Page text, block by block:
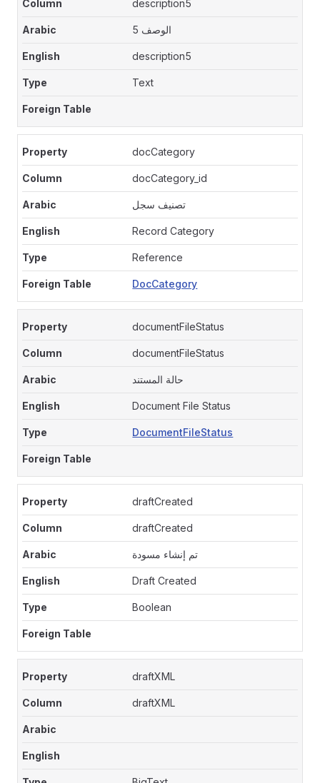
description5
الوصف 5
description5
Text
docCategory
docCategory_id
تصنيف سجل
Record Category
Reference
DocCategory
documentFileStatus
documentFileStatus
حالة المستند
Document File Status
DocumentFileStatus
draftCreated
draftCreated
تم إنشاء مسودة
Draft Created
Boolean
draftXML
draftXML